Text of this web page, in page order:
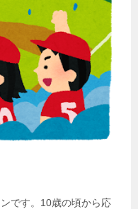
です。10歳の頃から応